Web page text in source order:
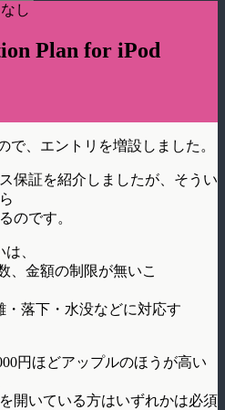
し
Plan for iPod
で、エントリを増設しました。
保証を紹介しましたが、そうい
のです。
、
、金額の制限が無いこ
・落下・水没などに対応す
円ほどアップルのほうが高い
開いている方はいずれかは必須